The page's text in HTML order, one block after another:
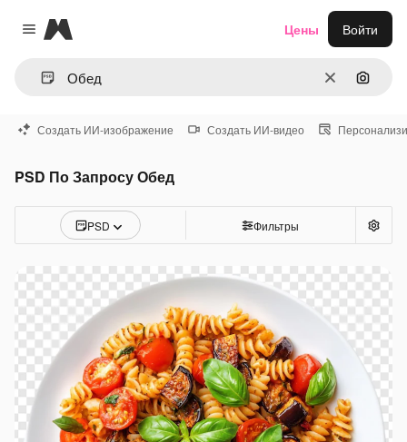
Close menu
Magnific
ОчиститьПоиск
Цены Войти
Создать ИИ-изображение Создать ИИ-видео
PSD По Запросу Обед
PSD Фильтры